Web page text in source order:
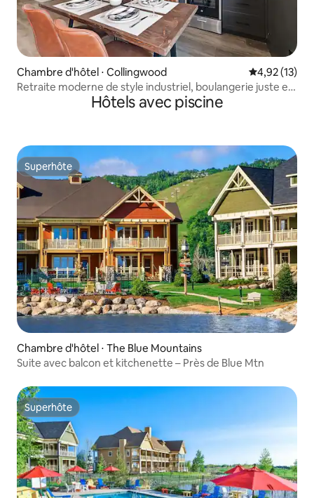
Chambre d'hôtel ⋅ Collingwood Évaluation
4,92 (13)
Retraite moderne de style industriel, boulangerie juste en
Hôtels avec piscine
Superhôte
Superhôte
Chambre d'hôtel ⋅ The Blue Mountains
Suite avec balcon et kitchenette – Près de Blue Mtn
Superhôte
Superhôte